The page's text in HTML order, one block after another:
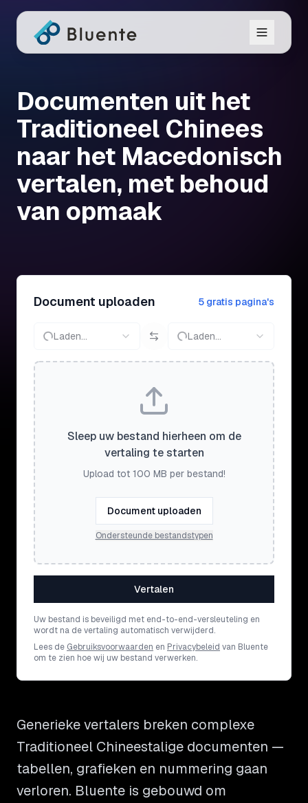
Documenten uit het
Traditioneel Chinees
naar het Macedonisch
vertalen, met behoud
van opmaak
Document uploaden 5 gratis pagina's
Laden... Laden...
Sleep uw bestand hierheen om de
vertaling te starten
Upload tot 100 MB per bestand!
Document uploaden
Ondersteunde bestandstypen
Vertalen
Uw bestand is beveiligd met end-to-end-versleuteling en
wordt na de vertaling automatisch verwijderd.
Lees de Gebruiksvoorwaarden en Privacybeleid van Bluente
om te zien hoe wij uw bestand verwerken.
Generieke vertalers breken complexe
Traditioneel Chineestalige documenten —
tabellen, grafieken en nummering gaan
verloren. Bluente is gebouwd om